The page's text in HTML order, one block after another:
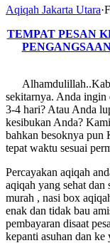
6713
Aqiqah Jakarta Utara·
TEMPAT PESAN
sekitarnya. Anda ingin
3-4 hari? Atau Anda
kesibukan Anda?
bahkan besoknya pun
tepat waktu sesuai
Percayakan aqiqah
aqiqah yang sehat
murah , nasi box
enak dan tidak bau
pembayaran disaat
kepanti asuhan dan ke